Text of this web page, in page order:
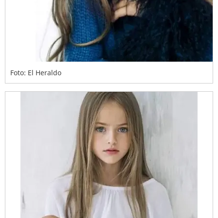
Foto: El Heraldo